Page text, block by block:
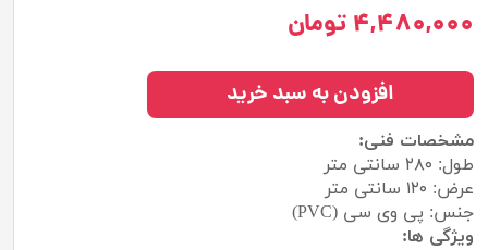
۴,۴۸۰,۰۰۰ تومان
مشخصات فنی:
طول: ۲۸۰ سانتی متر
عرض: ۱۲۰ سانتی متر
جنس: پی وی سی (PVC)
ویژگی ها:
افزودن به سبد خرید